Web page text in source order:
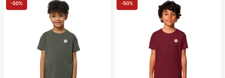
-50% -50%